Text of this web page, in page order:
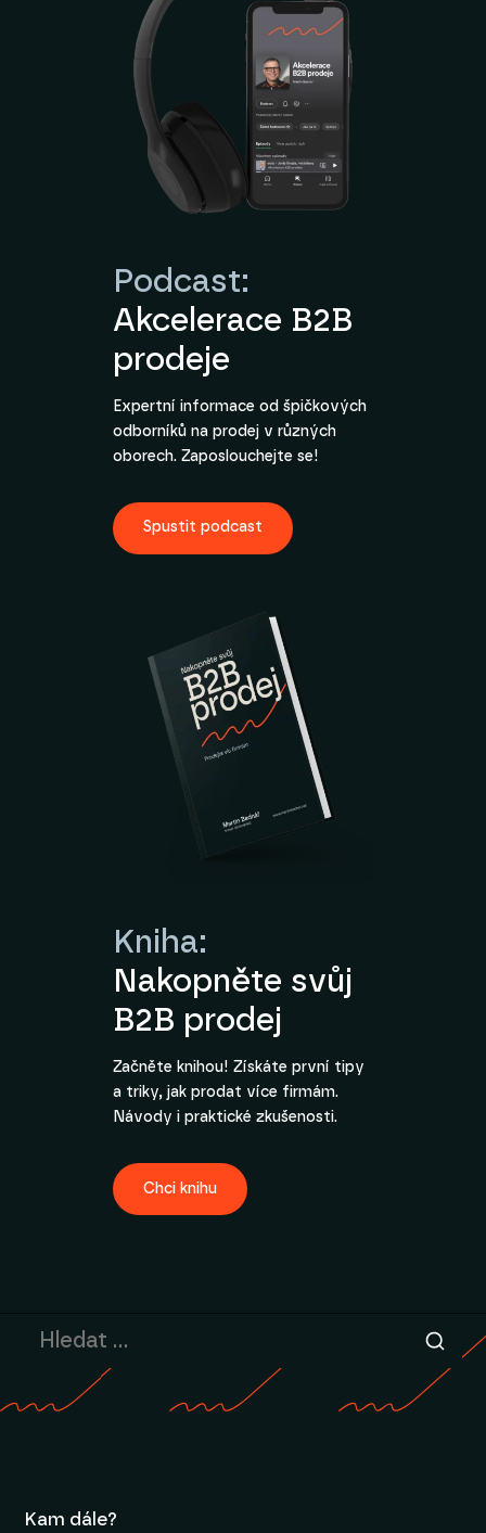
Podcast:
Akcelerace B2B
prodeje
Expertní informace od špičkových
odborníků na prodej v různých
oborech. Zaposlouchejte se!
Spustit podcast
Kniha:
Nakopněte svůj
B2B prodej
Začněte knihou! Získáte první tipy
a triky, jak prodat více firmám.
Návody i praktické zkušenosti.
Chci knihu
Kam dále?